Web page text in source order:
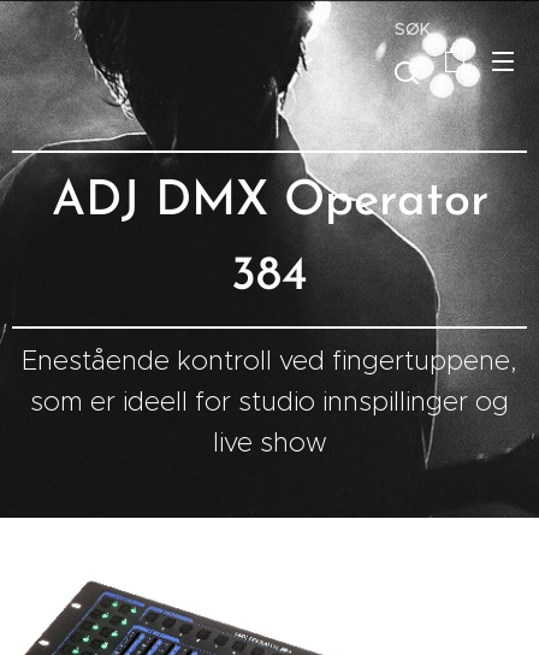
SØK
ADJ DMX Operator
384
Enestående kontroll ved fingertuppene,
som er ideell for studio innspillinger og
live show